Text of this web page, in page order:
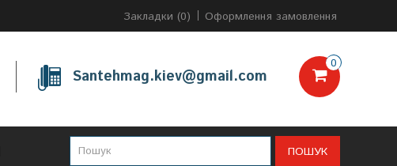
Закладки (0) Оформлення замовлення
Santehmag.kiev@gmail.com
0
ПОШУК